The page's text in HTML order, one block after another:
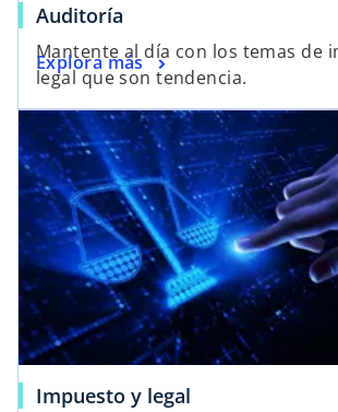
Auditoría
Mantente al día con los temas de
legal que son tendencia.
Explora más
Impuesto y legal